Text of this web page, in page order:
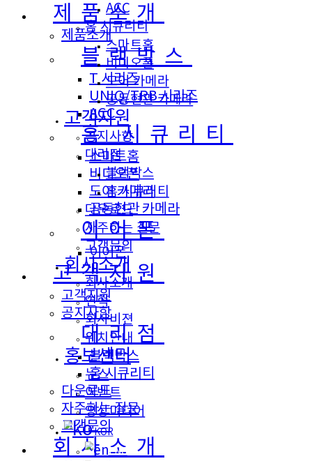
제품소개
제품소개
블랙박스
T 시리즈
UNIQ/TRB 시리즈
ACC
홈 시큐리티
스마트홈
비디오폰
도어 카메라
공동현관 카메라
이어폰
이어폰
고객지원
고객지원
공지사항
대리점
블랙박스
홈 시큐리티
다운로드
자주하는 질문
고객문의
회사소개
ACC
홈 시큐리티
스마트홈
비디오폰
도어 카메라
공동현관 카메라
고객지원
공지사항
대리점
블랙박스
홈 시큐리티
다운로드
자주하는 질문
고객문의
회사소개
회사소개
연혁
회사비젼
위치안내
홍보센터
뉴스
이벤트
영상미디어
KOR
ENG